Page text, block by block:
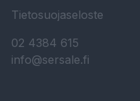
Tietosuojaseloste
02 4384 615
info@sersale.fi